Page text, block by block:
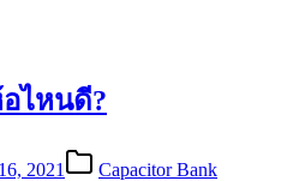
อไหนดี?
2021 Capacitor Bank